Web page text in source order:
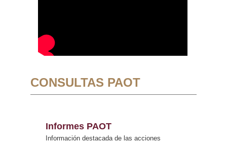
CONSULTAS PAOT
Informes PAOT
Información destacada de las acciones